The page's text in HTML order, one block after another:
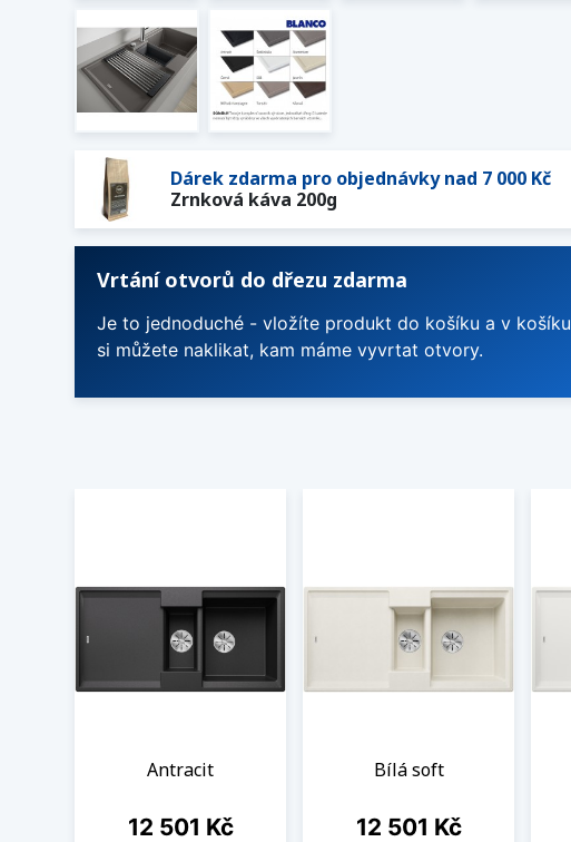
Dárek zdarma pro objednávky nad 7 000 Kč
Zrnková káva 200g
Vrtání otvorů do dřezu zdarma
Je to jednoduché - vložíte produkt do košíku a v košíku
si můžete naklikat, kam máme vyvrtat otvory.
Antracit
Cena
12 501 Kč
Bílá soft
Cena
12 501 Kč